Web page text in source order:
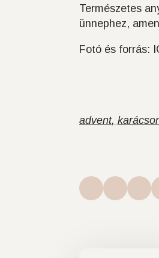
Természetes
ünnephez,
Fotó és forrás:
advent